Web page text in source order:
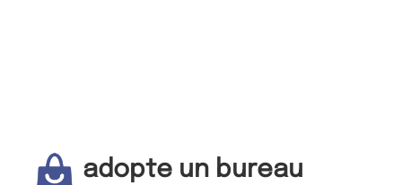
adopte un bureau